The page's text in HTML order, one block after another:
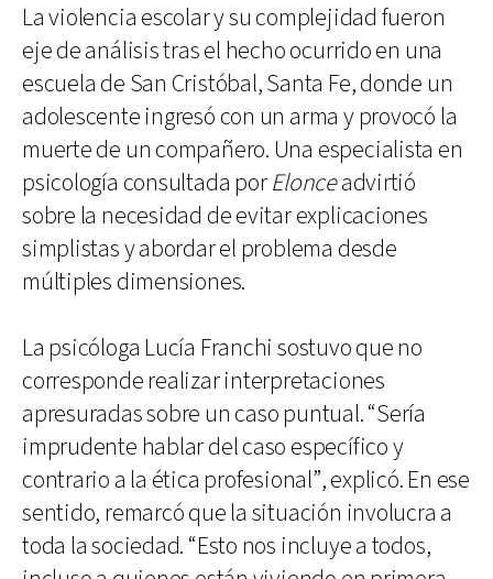
La violencia escolar y su complejidad fueron
eje de análisis tras el hecho ocurrido en una
escuela de San Cristóbal, Santa Fe, donde un
adolescente ingresó con un arma y provocó la
muerte de un compañero. Una especialista en
psicología consultada porElonceadvirtió
sobre la necesidad de evitar explicaciones
simplistas y abordar el problema desde
múltiples dimensiones.
La psicóloga Lucía Franchi sostuvo que no
corresponde realizar interpretaciones
apresuradas sobre un caso puntual. “Sería
imprudente hablar del caso específico y
contrario a la ética profesional”, explicó. En ese
sentido, remarcó que la situación involucra a
toda la sociedad. “Esto nos incluye a todos,